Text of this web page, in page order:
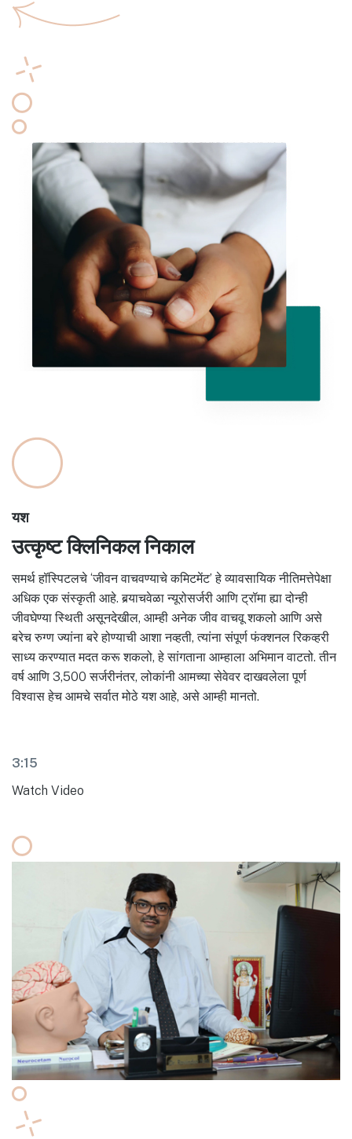
यश
उत्कृष्ट क्लिनिकल निकाल
समर्थ हॉस्पिटलचे ‘जीवन वाचवण्याचे कमिटमेंट’ हे व्यावसायिक नीतिमत्तेपेक्षा
अधिक एक संस्कृती आहे. बर्‍याचवेळा न्यूरोसर्जरी आणि ट्रॉमा ह्या दोन्ही
जीवघेण्या स्थिती असूनदेखील, आम्ही अनेक जीव वाचवू शकलो आणि असे
बरेच रुग्ण ज्यांना बरे होण्याची आशा नव्हती, त्यांना संपूर्ण फंक्शनल रिकव्हरी
साध्य करण्यात मदत करू शकलो, हे सांगताना आम्हाला अभिमान वाटतो. तीन
वर्ष आणि 3,500 सर्जरीनंतर, लोकांनी आमच्या सेवेवर दाखवलेला पूर्ण
विश्वास हेच आमचे सर्वात मोठे यश आहे, असे आम्ही मानतो.
3:15
Watch Video